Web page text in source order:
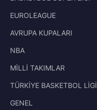
EUROLEAGUE
AVRUPA KUPALARI
NBA
MİLLİ TAKIMLAR
TÜRKİYE BASKETBOL LİGİ
GENEL